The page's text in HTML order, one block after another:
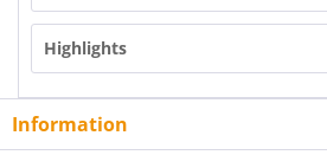
Highlights
Information